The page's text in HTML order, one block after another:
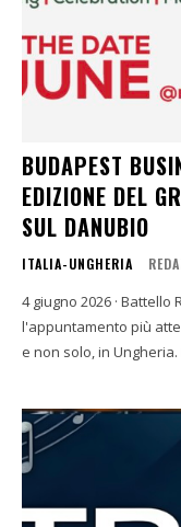
BUDAPEST
EDIZIONE DEL
SUL DANUBIO
ITALIA-UNGHERIA
4 giugno 2026 · Battello River
l'appuntamento più
e non solo, in Ungheria.